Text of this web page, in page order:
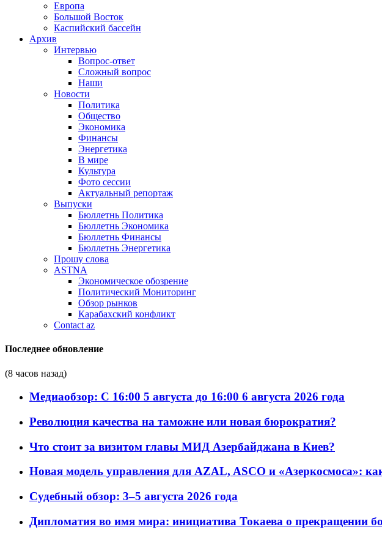
Европа
Большой Восток
Каспийский бассейн
Архив
Интервью
Вопрос-ответ
Сложный вопрос
Наши
Новости
Политика
Общество
Экономика
Финансы
Энергетика
В мире
Культура
Фото сессии
Актуальный репортаж
Выпуски
Бюллетнь Политика
Бюллетнь Экономика
Бюллетнь Финансы
Бюллетнь Энергетика
Прошу слова
ASTNA
Экономическое обозрение
Политический Мониторинг
Обзор рынков
Карабахский конфликт
Contact az
Последнее обновление
(8 часов назад)
Медиаобзор: С 16:00 5 августа до 16:00 6 августа 2026 года
Революция качества на таможне или новая бюрократия?
Что стоит за визитом главы МИД Азербайджана в Киев?
Новая модель управления для AZAL, ASCO и «Азеркосмоса»:
Судебный обзор: 3–5 августа 2026 года
Дипломатия во имя мира: инициатива Токаева о прекращении